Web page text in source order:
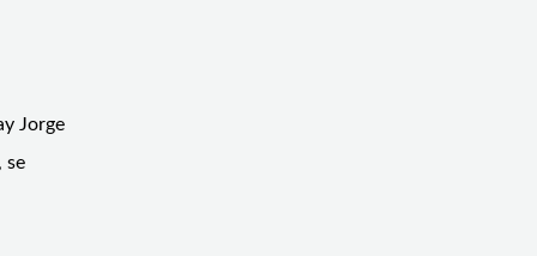
Jorge
se